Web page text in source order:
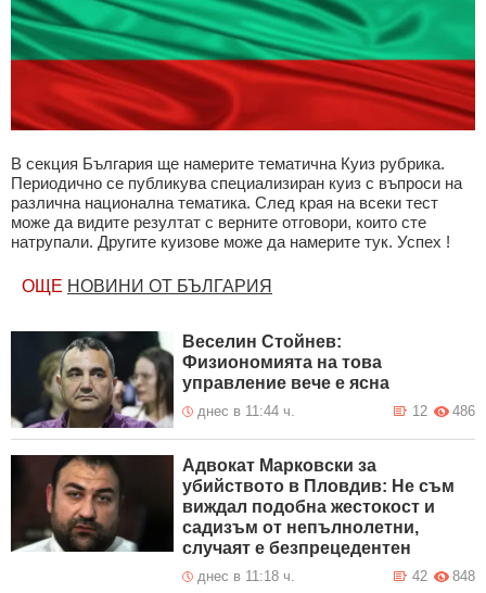
В секция България ще намерите тематична Куиз рубрика.
Периодично се публикува специализиран куиз с въпроси на
различна национална тематика. След края на всеки тест
може да видите резултат с верните отговори, които сте
натрупали. Другите куизове може да намерите тук. Успех !
ОЩЕ НОВИНИ ОТ БЪЛГАРИЯ
Веселин Стойнев:
Физиономията на това
управление вече е ясна
днес в 11:44 ч. 486
12
Адвокат Марковски за
убийството в Пловдив: Не съм
виждал подобна жестокост и
садизъм от непълнолетни,
случаят е безпрецедентен
днес в 11:18 ч. 848
42